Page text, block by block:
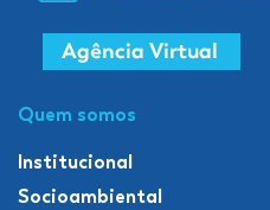
Quem somos
Institucional
Socioambiental